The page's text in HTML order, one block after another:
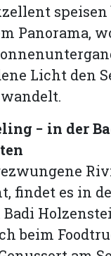
speisen
Panorama,
Licht den
− in der
findet es in
beim